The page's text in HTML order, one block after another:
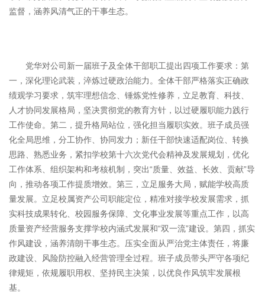
监督，涵养风清气正的干事生态。
党华对公司新一届班子及全体干部职工提出四项工作要求：第
一，深化理论武装，淬炼过硬政治能力。全体干部严格落实正确政
绩观学习要求，筑牢理想信念、锤炼党性修养，立足教育、科技、
人才协同发展格局，坚决贯彻党的教育方针，以过硬履职能力践行
工作使命。第二，提升格局站位，强化担当履职实效。班子成员强
化全局思维，分工协作、协同发力；新任干部快速适配岗位、转换
思路、熟悉业务，紧扣学校第十六次党代会精神及发展规划，优化
工作体系、组织架构和考核机制，突出“质量、效益、长效、贡献”导
向，推动各项工作提质增效。第三，立足服务大局，赋能学校高质
量发展。立足校属资产公司职能定位，精准对接学校发展需求，抓
实科技成果转化、校园服务保障、文化事业发展等重点工作，以高
质量资产经营服务支撑学校内涵式发展和“双一流”建设。第四，抓实
作风建设，涵养清朗干事生态。压实全面从严治党主体责任，将廉
政建设、风险防控融入经营管理全过程。班子成员带头严守各项纪
律规矩，依规履职用权、坚持民主决策，以优良作风筑牢发展根
基。